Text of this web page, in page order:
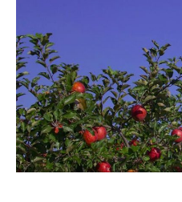
お問合せ
FOOD CAMP
フードキャンプ
トップ
ツアー一覧